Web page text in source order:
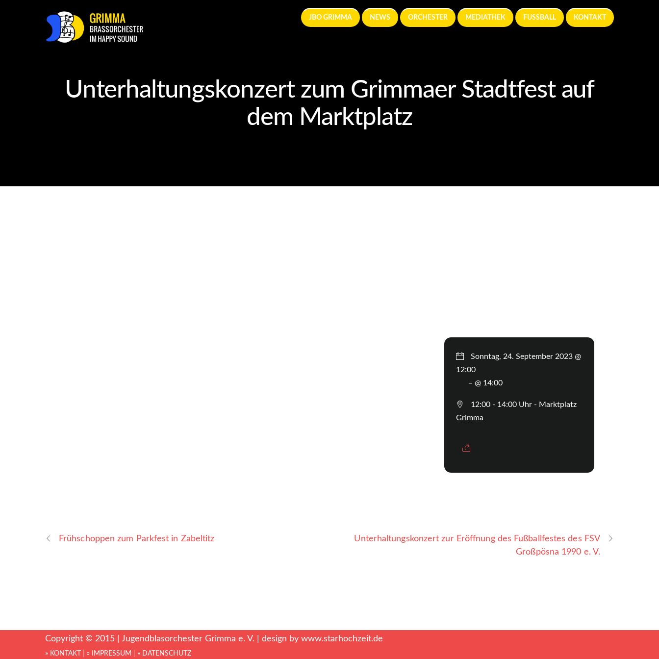
JBO GRIMMA NEWS ORCHESTER MEDIATHEK FUSSBALL KONTAKT
Unterhaltungskonzert zum Grimmaer Stadtfest auf
dem Marktplatz
Sonntag, 24. September 2023 @
12:00
– @ 14:00
12:00 - 14:00 Uhr - Marktplatz
Grimma
Frühschoppen zum Parkfest in Zabeltitz
Unterhaltungskonzert zur Eröffnung des Fußballfestes des FSV
Großpösna 1990 e. V.
Copyright © 2015 | Jugendblasorchester Grimma e. V. | design by www.starhochzeit.de
» KONTAKT » IMPRESSUM » DATENSCHUTZ